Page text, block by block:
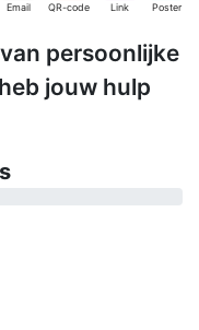
Email QR-code Link Poster
persoonlijke
jouw hulp